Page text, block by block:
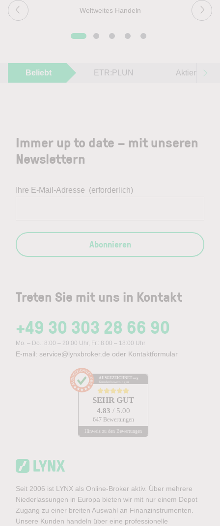
Weltweites Handeln
Beliebt ETR:PLUN Aktien im
Treten Sie mit uns in Kontakt
+49 30 303 28 66 90
Mo. – Do.: 8:00 – 20:00 Uhr, Fr.: 8:00 – 18:00 Uhr
E-mail: service@lynxbroker.de oder Kontaktformular
AUSGEZEICHNET .org
Kundenbewertungen
SEHR GUT
4.83 / 5.00
647 Bewertungen
Hinweis zu den Bewertungen
Immer up to date – mit unseren
Newslettern
Ihre E-Mail-Adresse (erforderlich)
Abonnieren
Seit 2006 ist LYNX als Online-Broker aktiv. Über mehrere
Niederlassungen in Europa bieten wir mit nur einem Depot
Zugang zu einer breiten Auswahl an Finanzinstrumenten.
Unsere Kunden handeln über eine professionelle